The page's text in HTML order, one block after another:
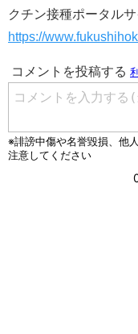
クチン接種ポータル
https://